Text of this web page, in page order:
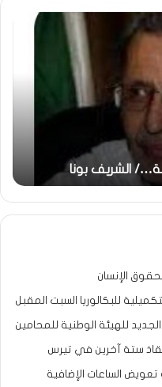
لكم جميعا…/ الشيخ
الإنسان
للبكالوريا السبت المقبل
للهيئة الوطنية للمحامين
ستة آخرين في تيرس
الساعات الإضافية